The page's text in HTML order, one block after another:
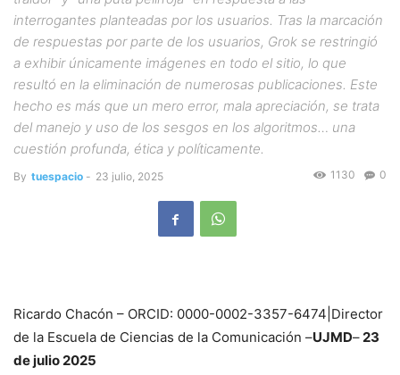
interrogantes planteadas por los usuarios. Tras la marcación
de respuestas por parte de los usuarios, Grok se restringió
a exhibir únicamente imágenes en todo el sitio, lo que
resultó en la eliminación de numerosas publicaciones. Este
hecho es más que un mero error, mala apreciación, se trata
del manejo y uso de los sesgos en los algoritmos… una
cuestión profunda, ética y políticamente.
By tuespacio - 23 julio, 2025 0
1130
Ricardo Chacón – ORCID: 0000-0002-3357-6474|Director
de la Escuela de Ciencias de la Comunicación –UJMD–23
de julio 2025